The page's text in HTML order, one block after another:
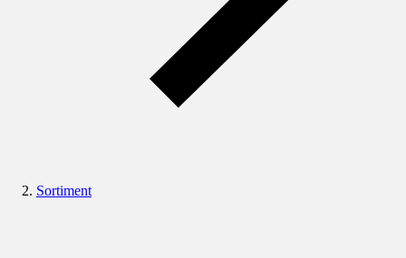
Sortiment